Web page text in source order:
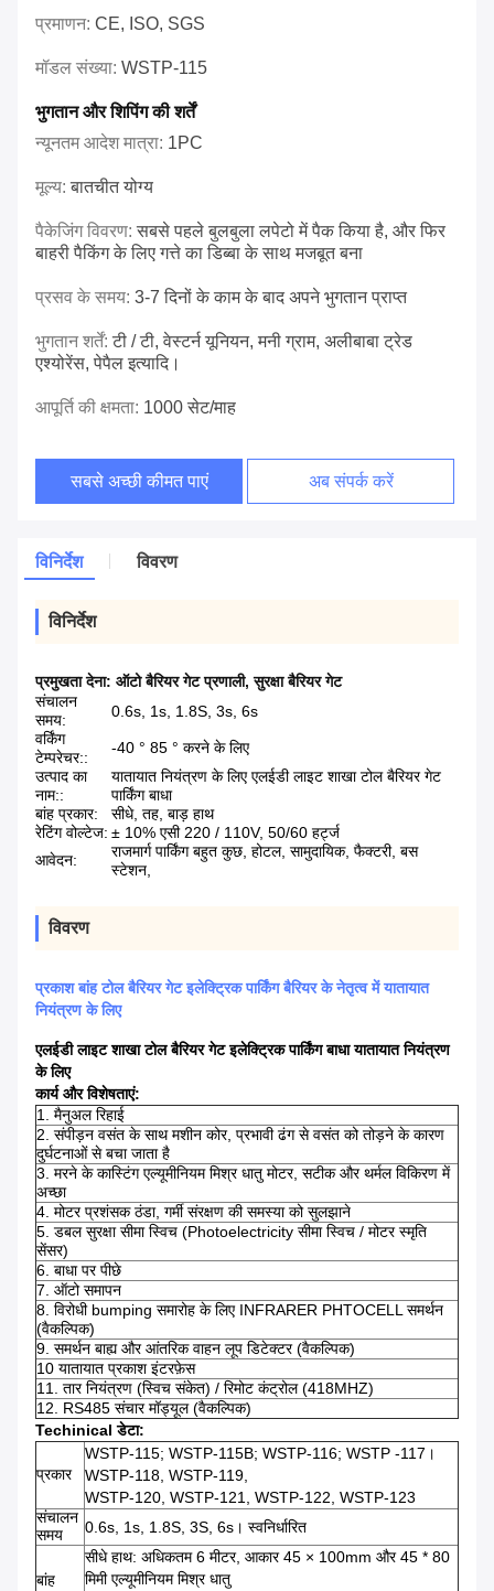
प्रमाणन: CE, ISO, SGS
मॉडल संख्या: WSTP-115
भुगतान और शिपिंग की शर्तें
न्यूनतम आदेश मात्रा: 1PC
मूल्य:बातचीत योग्य
पैकेजिंग विवरण:सबसे पहले बुलबुला लपेटो में पैक किया है, और फिर
बाहरी पैकिंग के लिए गत्ते का डिब्बा के साथ मजबूत बना
प्रसव के समय: 3-7 दिनों के काम के बाद अपने भुगतान प्राप्त
भुगतान शर्तें:टी / टी, वेस्टर्न यूनियन, मनी ग्राम, अलीबाबा ट्रेड
एश्योरेंस, पेपैल इत्यादि।
आपूर्ति की क्षमता: 1000 सेट/माह
सबसे अच्छी कीमत पाएं अब संपर्क करें
विनिर्देश विवरण
विनिर्देश
प्रमुखता देना: ऑटो बैरियर गेट प्रणाली,सुरक्षा बैरियर गेट
संचालन
समय:
0.6s, 1s, 1.8S, 3s, 6s
वर्किंग
टेम्परेचर::
-40 ° 85 ° करने के लिए
उत्पाद का
नाम::
यातायात नियंत्रण के लिए एलईडी लाइट शाखा टोल बैरियर गेट
पार्किंग बाधा
बांह प्रकार:
सीधे, तह, बाड़ हाथ
रेटिंग वोल्टेज: ± 10% एसी 220 / 110V, 50/60 हर्ट्ज
आवेदन:
राजमार्ग पार्किंग बहुत कुछ, होटल, सामुदायिक, फैक्टरी, बस
स्टेशन,
विवरण
प्रकाश बांह टोल बैरियर गेट इलेक्ट्रिक पार्किंग बैरियर के नेतृत्व में यातायात
नियंत्रण के लिए
एलईडी लाइट शाखा टोल बैरियर गेट इलेक्ट्रिक पार्किंग बाधा यातायात नियंत्रण
के लिए
कार्य और विशेषताएं:
1. मैनुअल रिहाई
2. संपीड़न वसंत के साथ मशीन कोर, प्रभावी ढंग से वसंत को तोड़ने के कारण
दुर्घटनाओं से बचा जाता है
3. मरने के कास्टिंग एल्यूमीनियम मिश्र धातु मोटर, सटीक और थर्मल विकिरण में
अच्छा
4. मोटर प्रशंसक ठंडा, गर्मी संरक्षण की समस्या को सुलझाने
5. डबल सुरक्षा सीमा स्विच (Photoelectricity सीमा स्विच / मोटर स्मृति
सेंसर)
6. बाधा पर पीछे
7. ऑटो समापन
8. विरोधी bumping समारोह के लिए INFRARER PHTOCELL समर्थन
(वैकल्पिक)
9. समर्थन बाह्य और आंतरिक वाहन लूप डिटेक्टर (वैकल्पिक)
10 यातायात प्रकाश इंटरफ़ेस
11. तार नियंत्रण (स्विच संकेत) / रिमोट कंट्रोल (418MHZ)
12. RS485 संचार मॉड्यूल (वैकल्पिक)
Techinical डेटा:
प्रकार
WSTP-115; WSTP-115B; WSTP-116; WSTP -117।
WSTP-118, WSTP-119,
WSTP-120, WSTP-121, WSTP-122, WSTP-123
संचालन
समय
0.6s, 1s, 1.8S, 3S, 6s। स्वनिर्धारित
बांह
सीधे हाथ: अधिकतम 6 मीटर, आकार 45 × 100mm और 45 * 80
मिमी एल्यूमीनियम मिश्र धातु